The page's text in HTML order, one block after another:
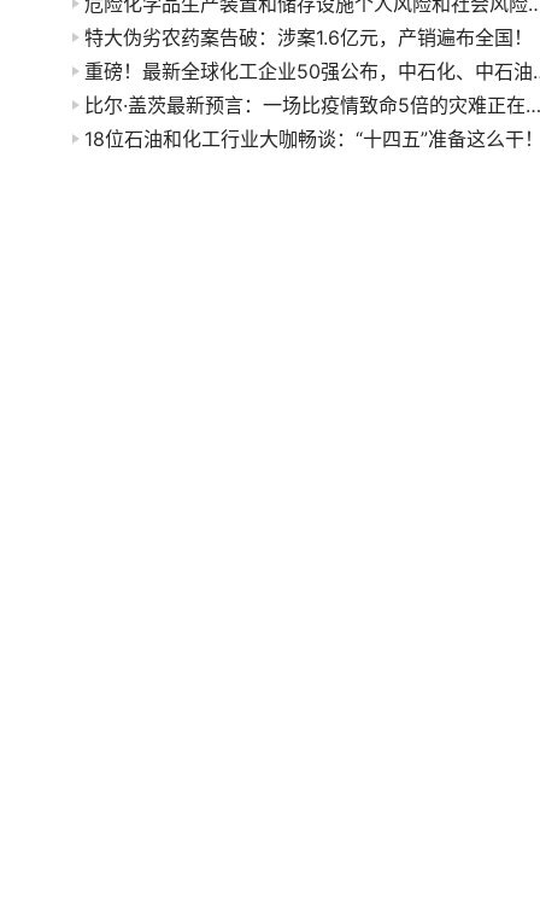
特大伪劣农药案告破：涉案1.6亿元，产销遍布全国！
重磅！最新全
比尔·盖茨最新预言：一场比疫情致命5倍的灾难正在袭来……
18位石油和化工行业大咖畅谈：“十四五”准备这么干